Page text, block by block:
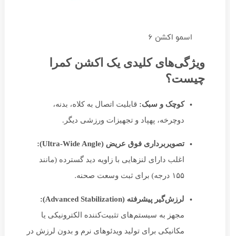
اسمو اکشن 6
ویژگی‌های کلیدی یک اکشن کمرا
چیست؟
کوچک و سبک: قابلیت اتصال به کلاه، بدنه،
دوچرخه، پهپاد و تجهیزات ورزشی دیگر.
تصویربرداری فوق عریض (Ultra-Wide Angle):
اغلب دارای لنزهایی با زاویه دید گسترده (مانند
۱۵۵ درجه) برای ثبت وسعت صحنه.
لرزش‌گیر پیشرفته (Advanced Stabilization):
مجهز به سیستم‌های تثبیت‌کننده الکترونیکی یا
مکانیکی برای تولید ویدئوهای نرم و بدون لرزش در